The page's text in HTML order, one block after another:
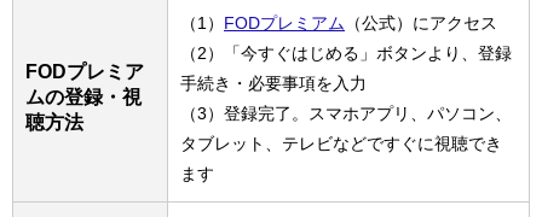
FODプレミア
ムの登録・視
聴方法
（1） FODプレミアム （公式）にアクセス
（2）「今すぐはじめる」ボタンより、登録
手続き・必要事項を入力
（3）登録完了。スマホアプリ、パソコン、
タブレット、テレビなどですぐに視聴でき
ます